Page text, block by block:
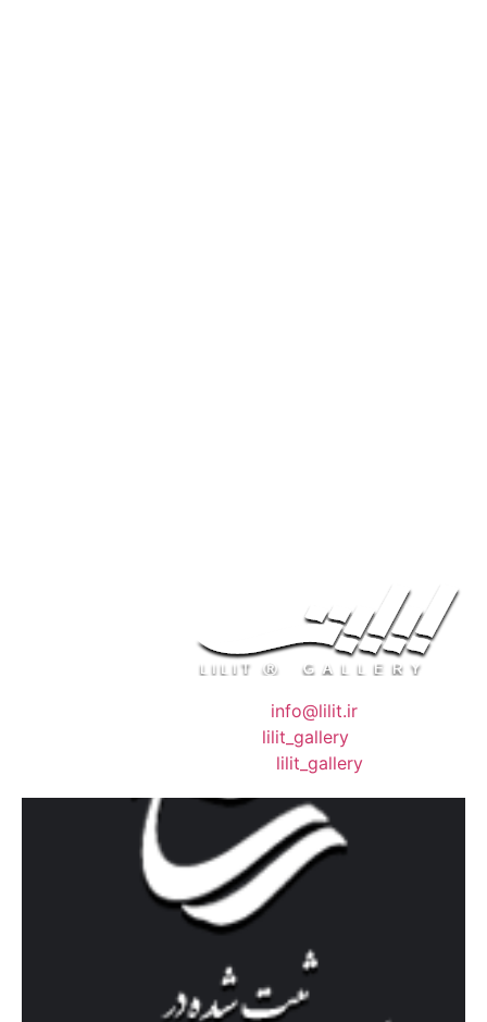
info@lilit.ir
lilit_gallery
lilit_gallery